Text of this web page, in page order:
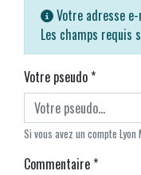
Votre adresse
Les champs requis
Votre pseudo*
Si vous avez un compte Lyon
Commentaire*